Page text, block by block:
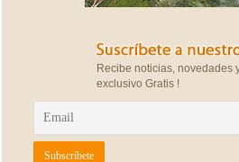
Recibe noticias, novedades
exclusivo Gratis !